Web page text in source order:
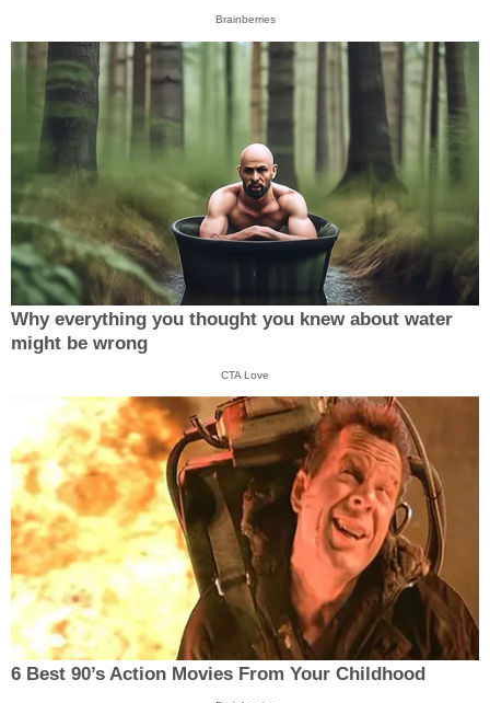
Brainberries
Why everything you thought you knew about water
might be wrong
CTA Love
6 Best 90’s Action Movies From Your Childhood